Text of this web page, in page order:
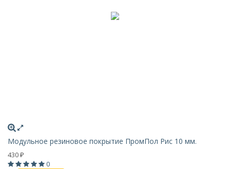
Модульное резиновое покрытие ПромПол Рис 10 мм.
430 ₽
0